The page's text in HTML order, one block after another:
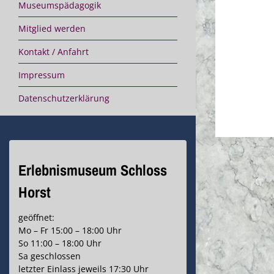
Museumspädagogik
Mitglied werden
Kontakt / Anfahrt
Impressum
Datenschutzerklärung
Erlebnismuseum Schloss
Horst
geöffnet:
Mo – Fr 15:00 – 18:00 Uhr
So 11:00 – 18:00 Uhr
Sa geschlossen
letzter Einlass jeweils 17:30 Uhr